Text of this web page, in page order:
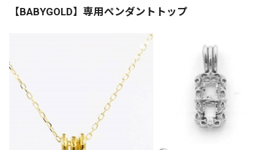
【BABYGOLD】専用ペンダントトップ